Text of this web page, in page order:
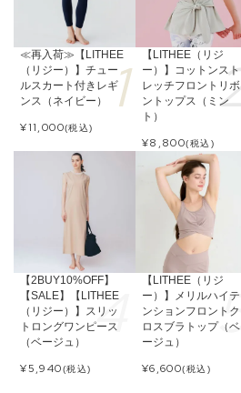
≪再入荷≫【LITHEE
（リジー）】チュー
ルスカート付きレギ
ンス（ネイビー）
¥11,000(税込)
【LITHEE（リジ
ー）】コットンスト
レッチフロントリボ
ントップス（ミン
ト）
¥8,800(税込)
【2BUY10%OFF】
【SALE】【LITHEE
（リジー）】スリッ
トロングワンピース
（ベージュ）
¥5,940(税込)
【LITHEE（リジ
ー）】メリルハイテ
ンションフロントク
ロスブラトップ（ベ
ージュ）
¥6,600(税込)